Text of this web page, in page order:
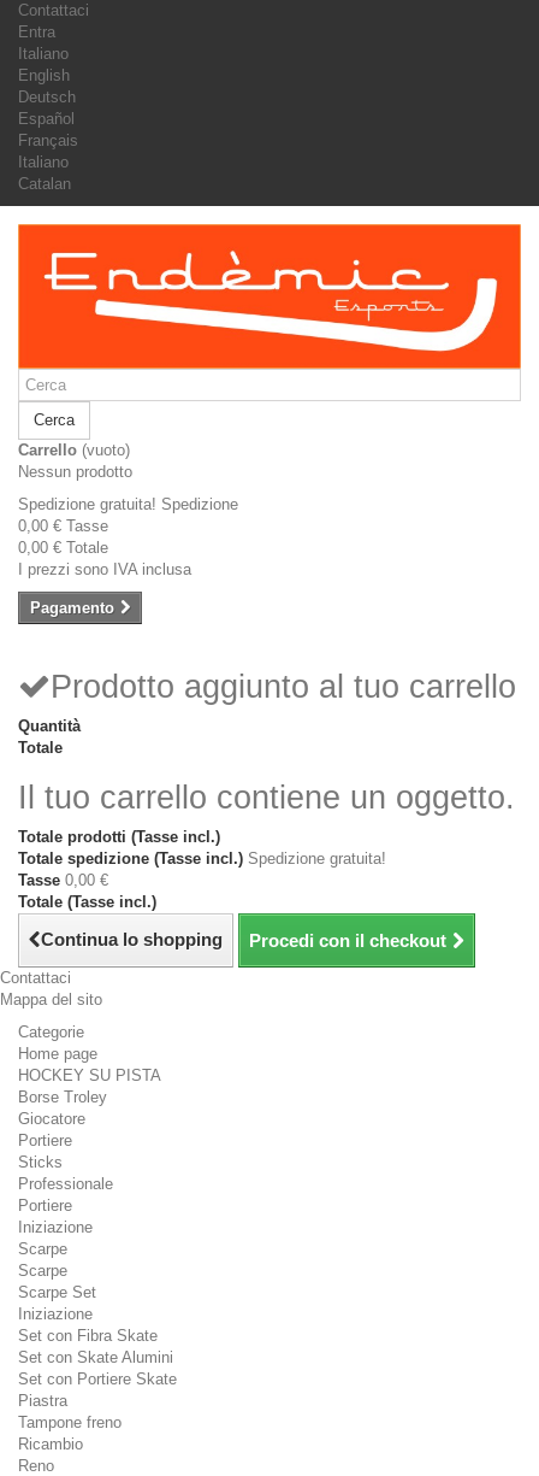
Contattaci
Entra
Italiano
English
Deutsch
Español
Français
Italiano
Catalan
Cerca
Carrello (vuoto)
Nessun prodotto
Spedizione gratuita! Spedizione
0,00 € Tasse
0,00 € Totale
I prezzi sono IVA inclusa
Pagamento
Prodotto aggiunto al tuo carrello
Quantità
Totale
Il tuo carrello contiene un oggetto.
Totale prodotti (Tasse incl.)
Totale spedizione (Tasse incl.) Spedizione gratuita!
Tasse 0,00 €
Totale (Tasse incl.)
Continua lo shopping Procedi con il checkout
Contattaci
Mappa del sito
Categorie
Home page
HOCKEY SU PISTA
Borse Troley
Giocatore
Portiere
Sticks
Professionale
Portiere
Iniziazione
Scarpe
Scarpe
Scarpe Set
Iniziazione
Set con Fibra Skate
Set con Skate Alumini
Set con Portiere Skate
Piastra
Tampone freno
Ricambio
Reno